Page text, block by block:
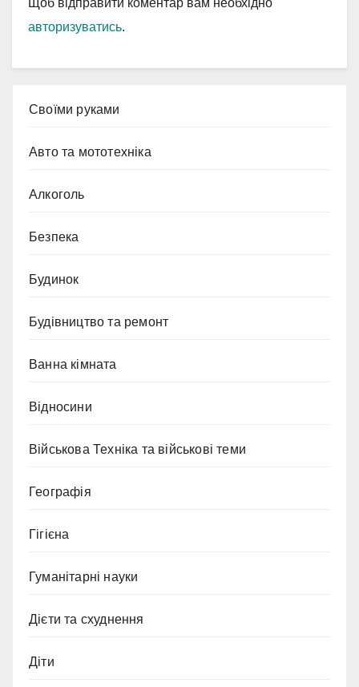
Щоб відправити коментар вам необхідно
авторизуватись.
Cвоїми руками
Авто та мототехніка
Алкоголь
Безпека
Будинок
Будівництво та ремонт
Ванна кімната
Відносини
Військова Техніка та військові теми
Географія
Гігієна
Гуманітарні науки
Дієти та схуднення
Діти